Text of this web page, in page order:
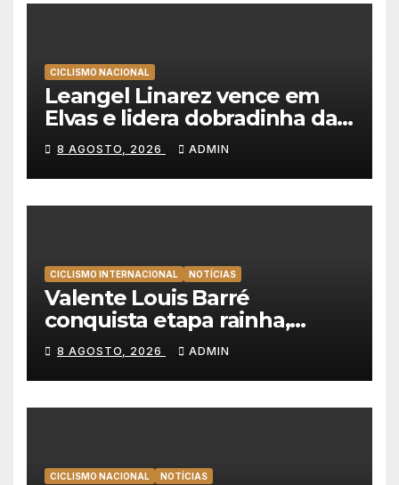
CICLISMO NACIONAL
Leangel Linarez vence em
Elvas e lidera dobradinha da
Tavfer-Ovos Matinados-
Mortágua
8 AGOSTO, 2026 ADMIN
CICLISMO INTERNACIONAL NOTÍCIAS
Valente Louis Barré
conquista etapa rainha,
Christian Scaroni é o novo
líder da Volta a Polónia
8 AGOSTO, 2026 ADMIN
CICLISMO NACIONAL NOTÍCIAS